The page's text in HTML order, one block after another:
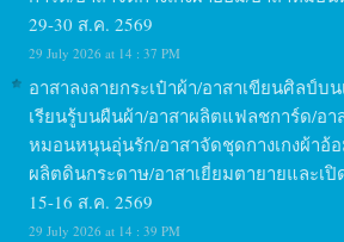
29-30 ส.ค. 2569
29 July 2026 at 14 : 37 PM
อาสาลงลายกระเป๋าผ้า/อาสาเขียนศิลป์บ
เรียนรู้บนผืนผ้า/อาสาผลิตแฟลชการ์ด/อ
หมอนหนุนอุ่นรัก/อาสาจัดชุดกางเกงผ้าอ้
ผลิตดินกระดาษ/อาสาเยี่ยมตายายและเปิ
15-16 ส.ค. 2569
29 July 2026 at 14 : 39 PM